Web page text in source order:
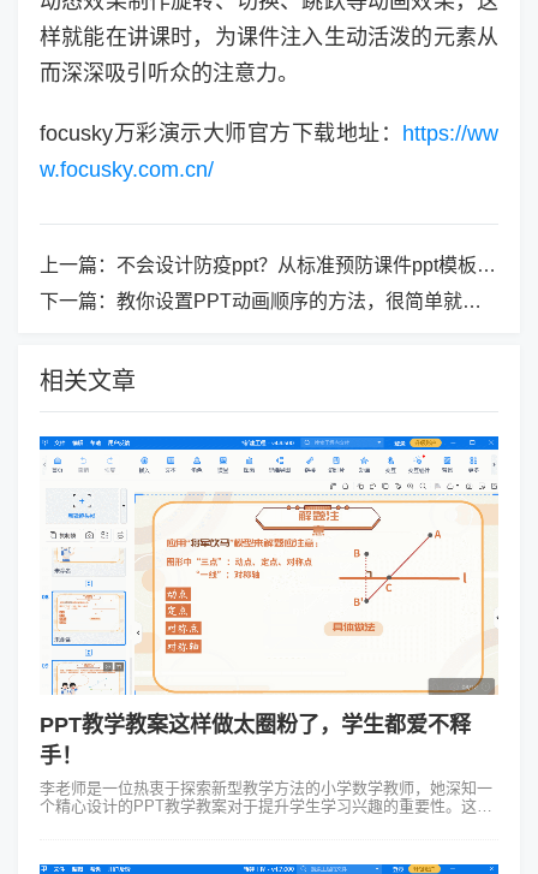
样就能在讲课时，为课件注入生动活泼的元素从
而深深吸引听众的注意力。
focusky万彩演示大师官方下载地址： https://ww
w.focusky.com.cn/
上一篇： 不会设计防疫ppt？从标准预防课件ppt模板开始学习
下一篇： 教你设置PPT动画顺序的方法，很简单就能让演示更流畅
相关文章
PPT教学教案这样做太圈粉了，学生都爱不释
手！
李老师是一位热衷于探索新型教学方法的小学数学教师，她深知一
个精心设计的PPT教学教案对于提升学生学习兴趣的重要性。这次